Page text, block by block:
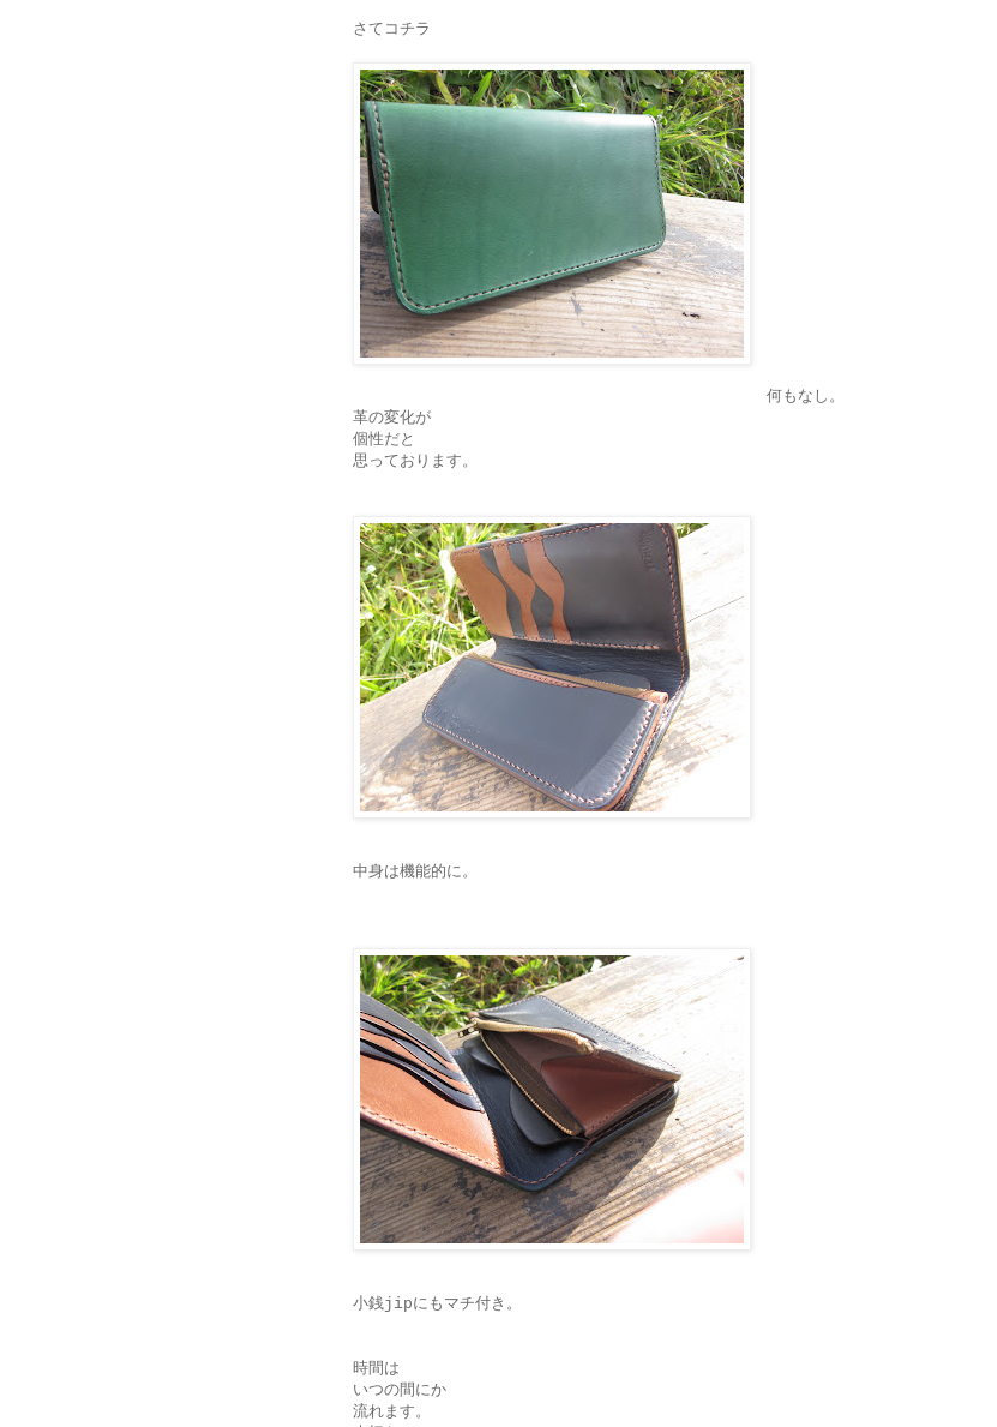
さてコチラ
何もなし。
革の変化が
個性だと
思っております。
中身は機能的に。
小銭jipにもマチ付き。
時間は
いつの間にか
流れます。